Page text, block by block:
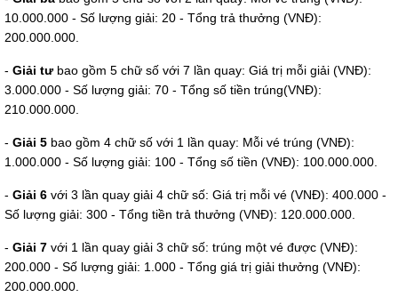
10.000.000 - Số lượng giải: 20 - Tổng trả thưởng (VNĐ):
200.000.000.
- Giải tưbao gồm 5 chữ số với 7 lần quay: Giá trị mỗi giải (VNĐ):
3.000.000 - Số lượng giải: 70 - Tổng số tiền trúng(VNĐ):
210.000.000.
- Giải 5 bao gồm 4 chữ số với 1 lần quay: Mỗi vé trúng (VNĐ):
1.000.000 - Số lượng giải: 100 - Tổng số tiền (VNĐ): 100.000.000.
- Giải 6 với 3 lần quay giải 4 chữ số: Giá trị mỗi vé (VNĐ): 400.000 -
Số lượng giải: 300 - Tổng tiền trả thưởng (VNĐ): 120.000.000.
- Giải 7 với 1 lần quay giải 3 chữ số: trúng một vé được (VNĐ):
200.000 - Số lượng giải: 1.000 - Tổng giá trị giải thưởng (VNĐ):
200.000.000.